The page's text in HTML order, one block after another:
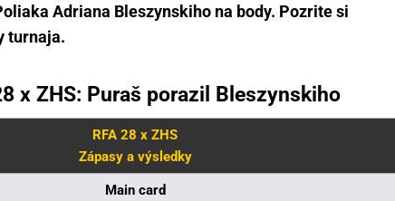
Adriana Bleszynskiho na body. Pozrite si
turnaja.
x ZHS: Puraš porazil Bleszynskiho
RFA 28 x ZHS
Zápasy a výsledky
Main card